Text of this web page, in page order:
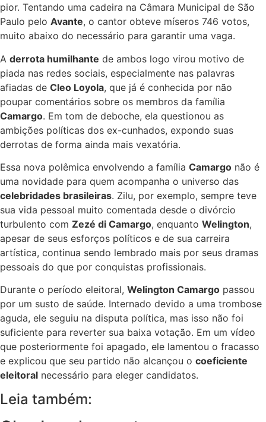
pior. Tentando uma cadeira na Câmara Municipal de São
Paulo pelo Avante, o cantor obteve míseros 746 votos,
muito abaixo do necessário para garantir uma vaga.
A derrota humilhante de ambos logo virou motivo de
piada nas redes sociais, especialmente nas palavras
afiadas de Cleo Loyola, que já é conhecida por não
poupar comentários sobre os membros da família
Camargo. Em tom de deboche, ela questionou as
ambições políticas dos ex-cunhados, expondo suas
derrotas de forma ainda mais vexatória.
Essa nova polêmica envolvendo a família Camargo não é
uma novidade para quem acompanha o universo das
celebridades brasileiras. Zilu, por exemplo, sempre teve
sua vida pessoal muito comentada desde o divórcio
turbulento com Zezé di Camargo, enquanto Welington,
apesar de seus esforços políticos e de sua carreira
artística, continua sendo lembrado mais por seus dramas
pessoais do que por conquistas profissionais.
Durante o período eleitoral, Welington Camargo passou
por um susto de saúde. Internado devido a uma trombose
aguda, ele seguiu na disputa política, mas isso não foi
suficiente para reverter sua baixa votação. Em um vídeo
que posteriormente foi apagado, ele lamentou o fracasso
e explicou que seu partido não alcançou o coeficiente
eleitoral necessário para eleger candidatos.
Leia também: